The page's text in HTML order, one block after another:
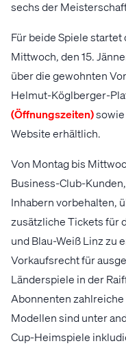
sechs der
Für beide Spiele
Mittwoch, den 15.
über die gewohnten
Helmut-Köglberger-
(Öffnungszeiten)
Website erhältlich.
Von Montag bis
Business-Club-
Inhabern vorbehalten,
zusätzliche Tickets für
und Blau-Weiß Linz zu
Vorkaufsrecht für
Länderspiele in der
Abonnenten
Modellen sind unter
Cup-Heimspiele